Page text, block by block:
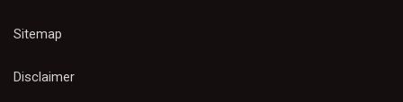
Sitemap
Disclaimer